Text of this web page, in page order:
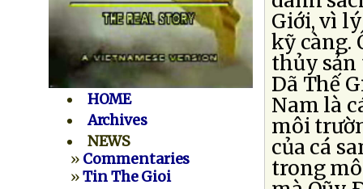
HOME
Archives
NEWS
» Commentaries
»Tin The Gioi
Giới, vì
kỹ càng.
thủy sản
Dã Thế
Nam là
môi
của cá
trong